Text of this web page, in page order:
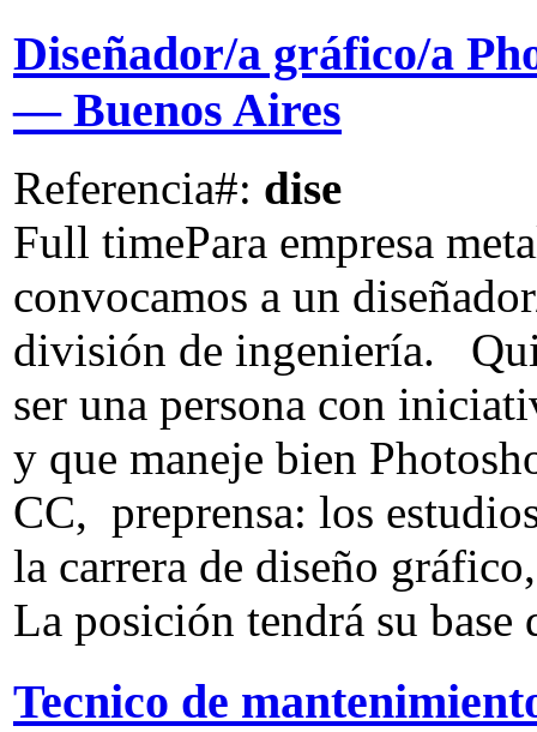
Diseñador/a gráfico/a
— Buenos Aires
Referencia#: dise
Full timePara empresa
convocamos a un
división de ingeniería.
ser una persona con
y que maneje bien
CC, preprensa: los
la carrera de diseño
La posición tendrá su base
Tecnico de